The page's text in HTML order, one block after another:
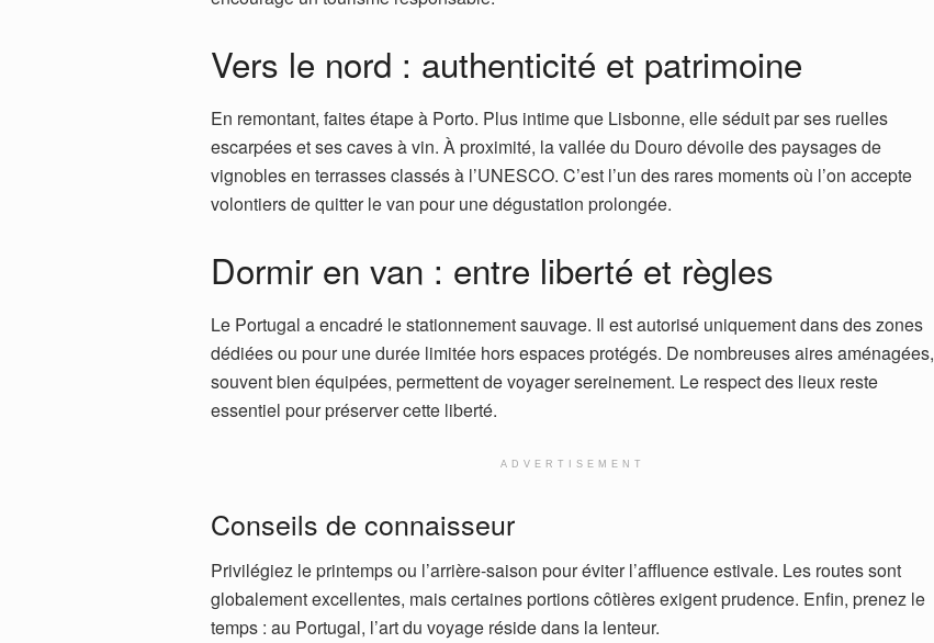
Vers le nord : authenticité et patrimoine
En remontant, faites étape à Porto. Plus intime que Lisbonne, elle séduit par ses ruelles
escarpées et ses caves à vin. À proximité, la vallée du Douro dévoile des paysages de
vignobles en terrasses classés à l’UNESCO. C’est l’un des rares moments où l’on accepte
volontiers de quitter le van pour une dégustation prolongée.
Dormir en van : entre liberté et règles
Le Portugal a encadré le stationnement sauvage. Il est autorisé uniquement dans des zones
dédiées ou pour une durée limitée hors espaces protégés. De nombreuses aires aménagées,
souvent bien équipées, permettent de voyager sereinement. Le respect des lieux reste
essentiel pour préserver cette liberté.
ADVERTISEMENT
Conseils de connaisseur
Privilégiez le printemps ou l’arrière-saison pour éviter l’affluence estivale. Les routes sont
globalement excellentes, mais certaines portions côtières exigent prudence. Enfin, prenez le
temps : au Portugal, l’art du voyage réside dans la lenteur.